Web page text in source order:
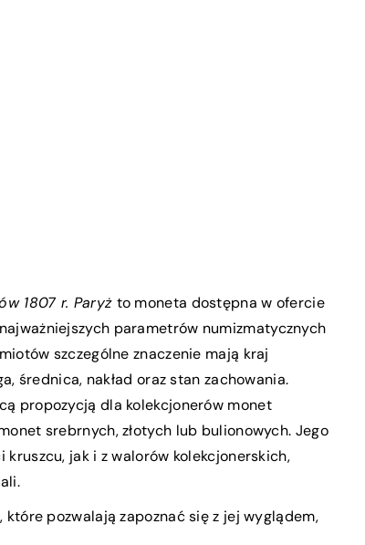
1807 r. Paryż to moneta dostępna w ofercie
parametrów numizmatycznych
szczególne znaczenie mają kraj
średnica, nakład oraz stan zachowania.
propozycją dla kolekcjonerów monet
srebrnych, złotych lub bulionowych. Jego
jak i z walorów kolekcjonerskich,
pozwalają zapoznać się z jej wyglądem,